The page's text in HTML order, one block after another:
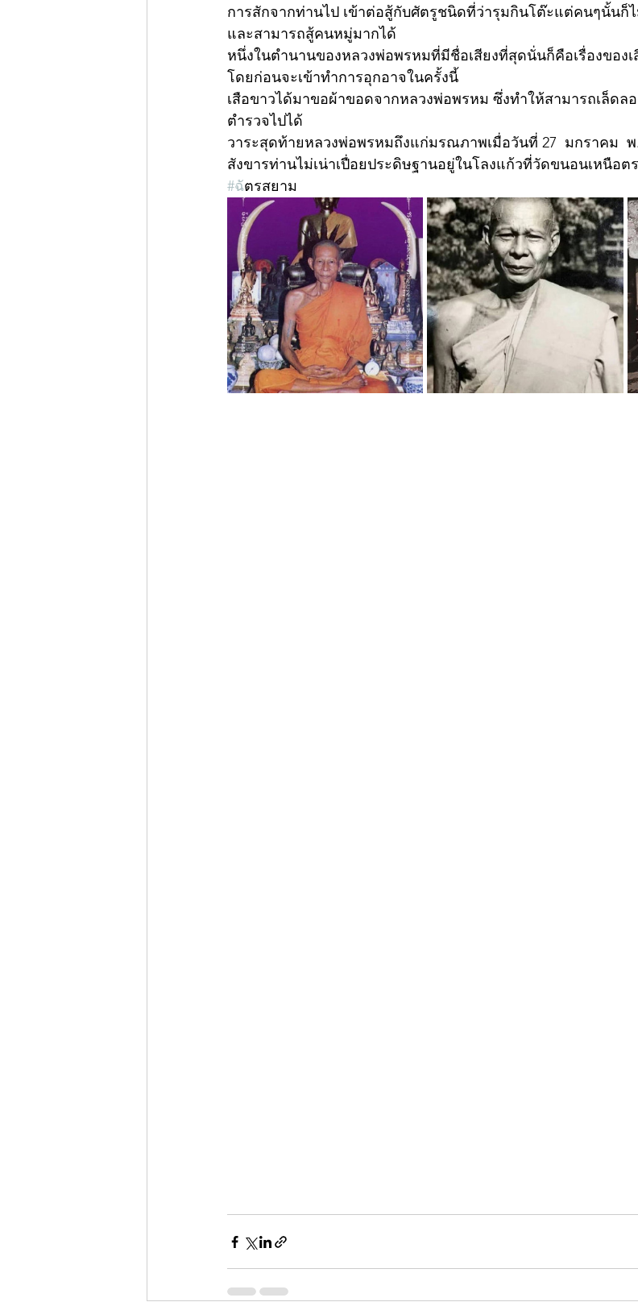
การสักจากท่านไป เข้าต่อสู้กับศัตรูชนิดที่ว่ารุมกินโต๊ะแต่คนๆนั้นก็
และสามารถสู้คนหมู่มากได้
หนึ่งในตำนานของหลวงพ่อพรหมที่มีชื่อเสียงที่สุดนั่นก็คือเรื่องของ
โดยก่อนจะเข้าทำการอุกอาจในครั้งนี้
เสือขาวได้มาขอผ้าขอดจากหลวงพ่อพรหม ซึ่งทำให้สามารถเล็ดล
ตำรวจไปได้
วาระสุดท้ายหลวงพ่อพรหมถึงแก่มรณภาพเมื่อวันที่ 27  มกราคม  พ.
สังขารท่านไม่เน่าเปื่อยประดิษฐานอยู่ในโลงแก้วที่วัดขนอนเหนือ
#ฉัตรสยาม